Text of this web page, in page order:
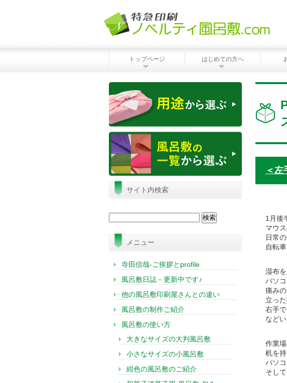
トップページ はじめての方へ
＜左
1月後
マウ
日常
自転
湿布
パソ
痛み
立っ
右手
など
作業
机を
パソ
そし
サイト内検索
メニュー
寺田信哉-ご挨拶とprofile
風呂敷日誌－更新中です♪
他の風呂敷印刷屋さんとの違い
風呂敷の制作ご紹介
風呂敷の使い方
大きなサイズの大判風呂敷
小さなサイズの小風呂敷
紺色の風呂敷のご紹介